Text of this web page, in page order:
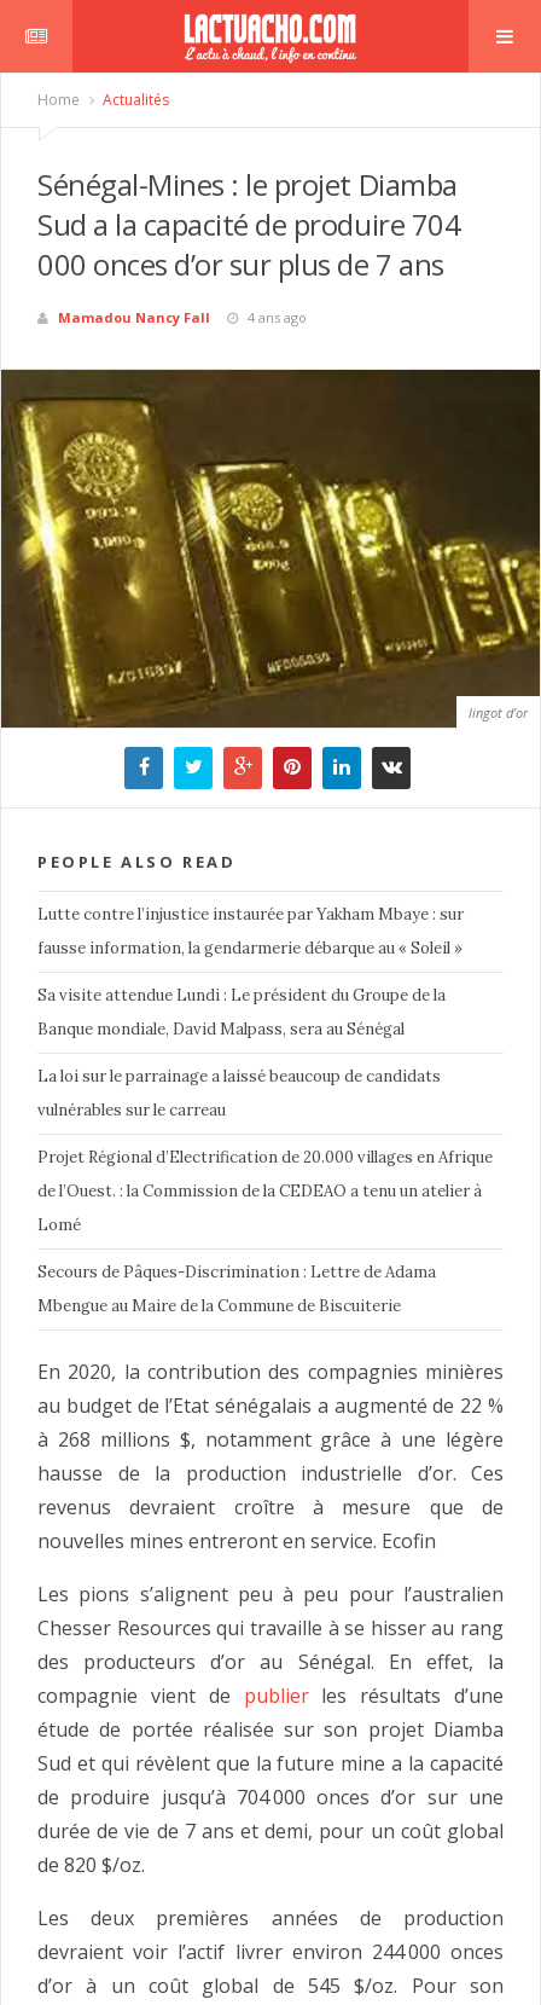
Home Actualités
Sénégal-Mines : le projet Diamba
Sud a la capacité de produire 704
000 onces d’or sur plus de 7 ans
Mamadou Nancy Fall 4 ans ago
lingot d’or
PEOPLE ALSO READ
Lutte contre l’injustice instaurée par Yakham Mbaye : sur
fausse information, la gendarmerie débarque au « Soleil »
Sa visite attendue Lundi : Le président du Groupe de la
Banque mondiale, David Malpass, sera au Sénégal
La loi sur le parrainage a laissé beaucoup de candidats
vulnérables sur le carreau
Projet Régional d’Electrification de 20.000 villages en Afrique
de l’Ouest. : la Commission de la CEDEAO a tenu un atelier à
Lomé
Secours de Pâques-Discrimination : Lettre de Adama
Mbengue au Maire de la Commune de Biscuiterie
En 2020, la contribution des compagnies minières
au budget de l’Etat sénégalais a augmenté de 22 %
à 268 millions $, notamment grâce à une légère
hausse de la production industrielle d’or. Ces
revenus devraient croître à mesure que de
nouvelles mines entreront en service. Ecofin
Les pions s’alignent peu à peu pour l’australien
Chesser Resources qui travaille à se hisser au rang
des producteurs d’or au Sénégal. En effet, la
compagnie vient de publierles résultats d’une
étude de portée réalisée sur son projet Diamba
Sud et qui révèlent que la future mine a la capacité
de produire jusqu’à 704 000 onces d’or sur une
durée de vie de 7 ans et demi, pour un coût global
de 820 $/oz.
Les deux premières années de production
devraient voir l’actif livrer environ 244 000 onces
d’or à un coût global de 545 $/oz. Pour son